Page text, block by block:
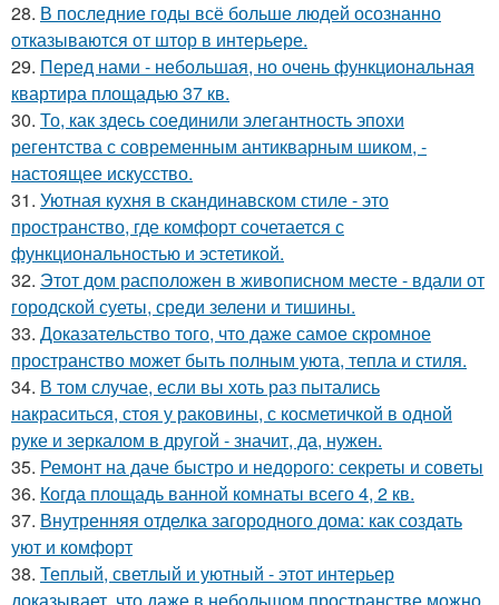
28. В последние годы всё больше людей осознанно
отказываются от штор в интерьере.
29. Перед нами - небольшая, но очень функциональная
квартира площадью 37 кв.
30. То, как здесь соединили элегантность эпохи
регентства с современным антикварным шиком, -
настоящее искусство.
31. Уютная кухня в скандинавском стиле - это
пространство, где комфорт сочетается с
функциональностью и эстетикой.
32. Этот дом расположен в живописном месте - вдали от
городской суеты, среди зелени и тишины.
33. Доказательство того, что даже самое скромное
пространство может быть полным уюта, тепла и стиля.
34. В том случае, если вы хоть раз пытались
накраситься, стоя у раковины, с косметичкой в одной
руке и зеркалом в другой - значит, да, нужен.
35. Ремонт на даче быстро и недорого: секреты и советы
36. Когда площадь ванной комнаты всего 4, 2 кв.
37. Внутренняя отделка загородного дома: как создать
уют и комфорт
38. Теплый, светлый и уютный - этот интерьер